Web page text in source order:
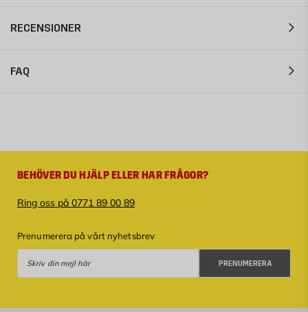
RECENSIONER
FAQ
BEHÖVER DU HJÄLP ELLER HAR FRÅGOR?
Ring oss på 0771 89 00 89
Prenumerera på vårt nyhetsbrev
PRENUMERERA